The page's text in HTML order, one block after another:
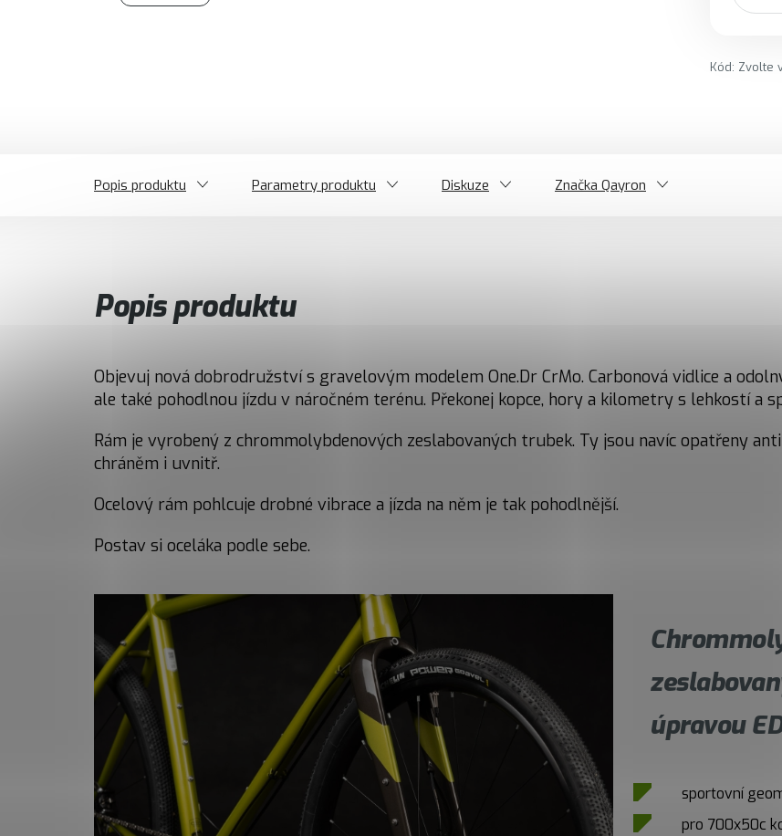
Kód: Zvolte
Popis produktu Parametry produktu Diskuze Značka Qayron
Popis produktu
Objevuj nová dobrodružství s gravelovým modelem One.Dr CrMo. Carbonová vidlice a
ale také pohodlnou jízdu v náročném terénu. Překonej kopce, hory a kilometry s lehkostí a
Rám je vyrobený z chrommolybdenových zeslabovaných trubek. Ty jsou navíc opatřeny
chráněm i uvnitř.
Ocelový rám pohlcuje drobné vibrace a jízda na něm je tak pohodlnější.
Postav si oceláka podle sebe.
úpravou
sportovní
pro 700x50c